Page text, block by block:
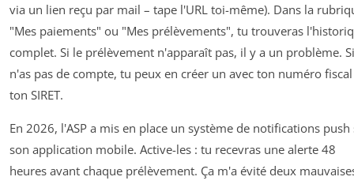
via un lien reçu par mail – tape l'URL toi-même). Dans la
"Mes paiements" ou "Mes prélèvements", tu trouveras
complet. Si le prélèvement n'apparaît pas, il y a un problème.
n'as pas de compte, tu peux en créer un avec ton numéro
ton SIRET.
En 2026, l'ASP a mis en place un système de notifications push
son application mobile. Active-les : tu recevras une alerte 48
heures avant chaque prélèvement. Ça m'a évité deux